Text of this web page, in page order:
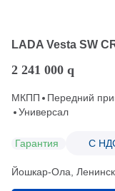
LADA Vesta SW
2 241 000 q
МКПП Передний
Универсал
Гарантия С
Йошкар-Ола,